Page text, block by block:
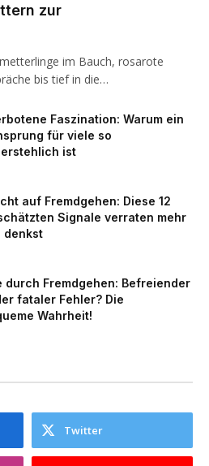
zur
im Bauch, rosarote
bis tief in die…
Faszination: Warum ein
für viele so
ist
auf Fremdgehen: Diese 12
Signale verraten mehr
denkst
durch Fremdgehen: Befreiender
fataler Fehler? Die
Wahrheit!
Twitter